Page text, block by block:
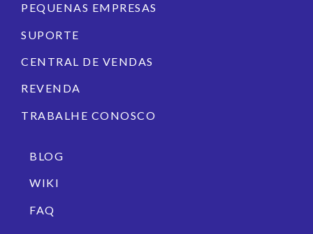
PEQUENAS EMPRESAS
SUPORTE
CENTRAL DE VENDAS
REVENDA
TRABALHE CONOSCO
BLOG
WIKI
FAQ